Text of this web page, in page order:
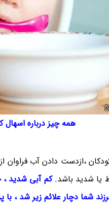
همه چیز درباره اسهال
،ازدست دادن آب
​​یا شدید باشد.کم آبی شدید
شما دچار علائم زیر شد ،